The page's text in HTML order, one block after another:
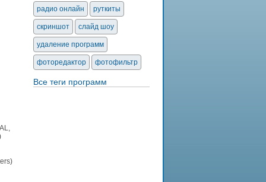
радио онлайн руткиты
скриншот слайд шоу
удаление программ
фоторедактор фотофильтр
Все теги программ